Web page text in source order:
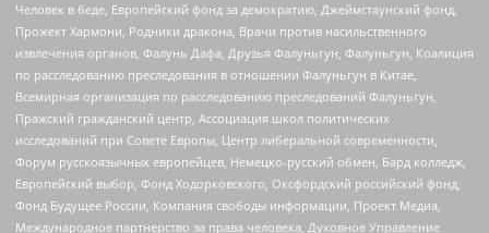
Человек в беде, Европейский фонд за демократию, Джеймстаунский фонд,
Прожект Хармони, Родники дракона, Врачи против насильственного
извлечения органов, Фалунь Дафа, Друзья Фалуньгун, Фалуньгун, Коалиция
по расследованию преследования в отношении Фалуньгун в Китае,
Всемирная организация по расследованию преследований Фалуньгун,
Пражский гражданский центр, Ассоциация школ политических
исследований при Совете Европы, Центр либеральной современности,
Форум русскоязычных европейцев, Немецко-русский обмен, Бард колледж,
Европейский выбор, Фонд Ходорковского, Оксфордский российский фонд,
Фонд Будущее России, Компания свободы информации, Проект Медиа,
Международное партнерство за права человека, Духовное Управление